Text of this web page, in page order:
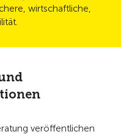
wirtschaftliche,
veröffentlichen